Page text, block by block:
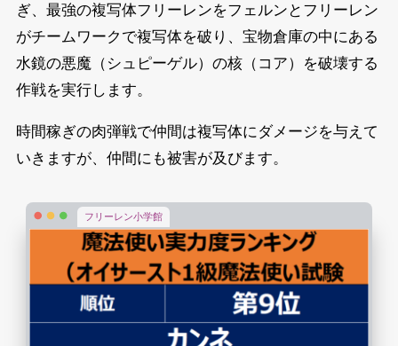
ぎ、最強の複写体フリーレンをフェルンとフリーレン
がチームワークで複写体を破り、宝物倉庫の中にある
水鏡の悪魔（シュピーゲル）の核（コア）を破壊する
作戦を実行します。
時間稼ぎの肉弾戦で仲間は複写体にダメージを与えて
いきますが、仲間にも被害が及びます。
フリーレン小学館